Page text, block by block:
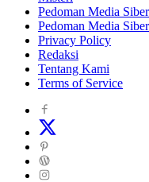
Pedoman Media Siber
Pedoman Media Siber
Privacy Policy
Redaksi
Tentang Kami
Terms of Service